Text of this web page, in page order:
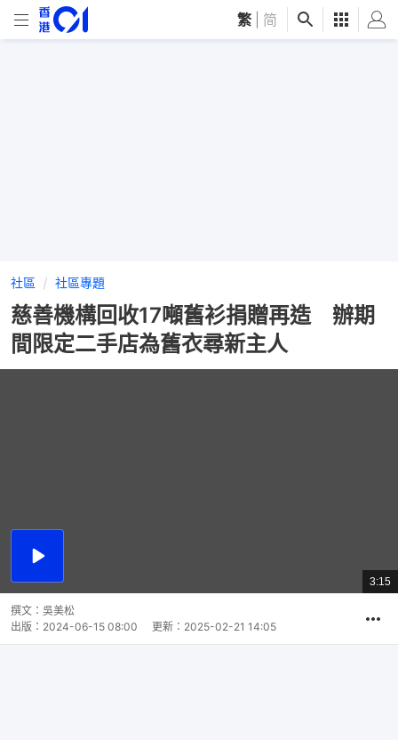
繁 简
社區 社區專題
慈善機構回收17噸舊衫捐贈再造 辦期
間限定二手店為舊衣尋新主人
播
總
共
3:15
撰文： 吳美松
出版： 2024-06-15 08:00 更新： 2025-02-21 14:05